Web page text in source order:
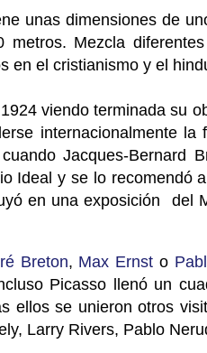
unas dimensiones de
Mezcla
en el cristianismo y el
viendo terminada su
internacionalmente
Jacques-Bernard
Ideal y se lo recomendó
en una exposición del
Breton, Max Ernst o
Picasso llenó un
ellos se unieron otros
Larry Rivers, Pablo